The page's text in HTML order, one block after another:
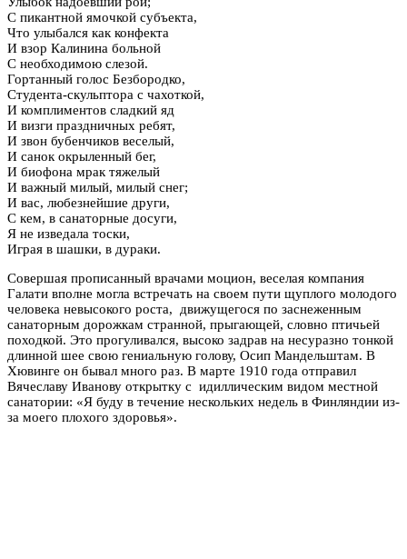
С пикантной ямочкой субъекта,
Что улыбался как конфекта
И взор Калинина больной
С необходимою слезой.
Гортанный голос Безбородко,
Студента-скульптора с чахоткой,
И комплиментов сладкий яд
И визги праздничных ребят,
И звон бубенчиков веселый,
И санок окрыленный бег,
И биофона мрак тяжелый
И важный милый, милый снег;
И вас, любезнейшие други,
С кем, в санаторные досуги,
Я не изведала тоски,
Играя в шашки, в дураки.
Совершая прописанный врачами моцион, веселая компания
Галати вполне могла встречать на своем пути щуплого молодого
человека невысокого роста, движущегося по заснеженным
санаторным дорожкам странной, прыгающей, словно птичьей
походкой. Это прогуливался, высоко задрав на несуразно тонкой
длинной шее свою гениальную голову, Осип Мандельштам. В
Хювинге он бывал много раз. В марте 1910 года отправил
Вячеславу Иванову открытку с идиллическим видом местной
санатории: «Я буду в течение нескольких недель в Финляндии из-
за моего плохого здоровья».